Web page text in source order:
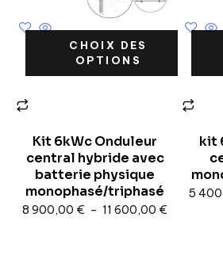
CHOIX DES
OPTIONS
Kit 6kWc Onduleur
central hybride avec
batterie physique
monophasé/triphasé
8 900,00 € – 11 600,00 €
kit
5